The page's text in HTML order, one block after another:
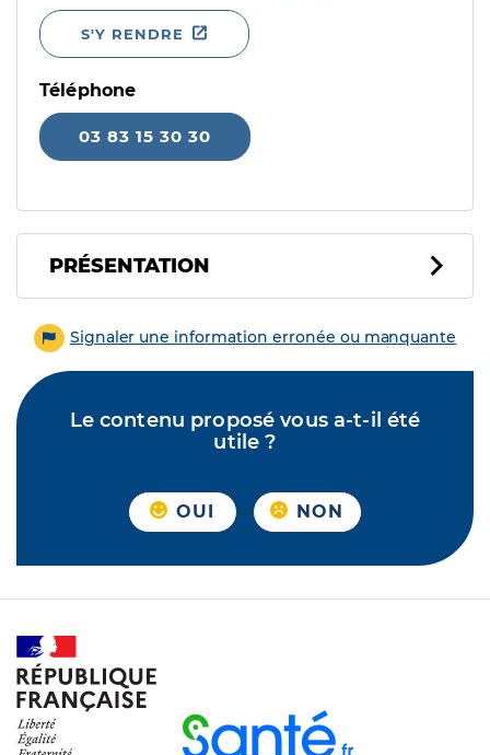
S'Y RENDRE
Téléphone
03 83 15 30 30
PRÉSENTATION
Signaler une information erronée ou manquante
Le contenu proposé vous a-t-il été
utile ?
OUI NON